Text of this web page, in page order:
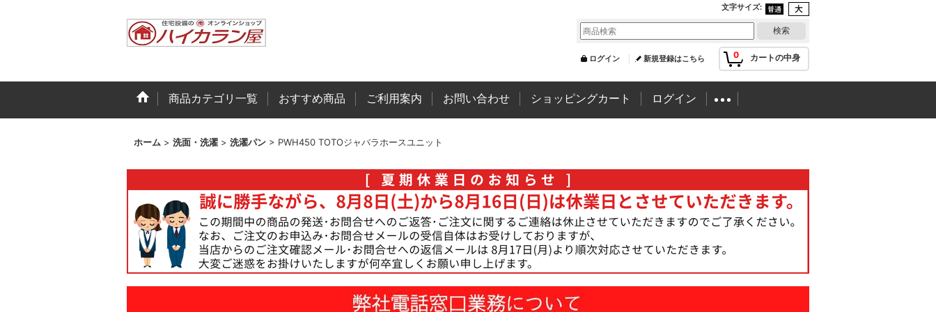
文字サイズ:
0 カートの中身
ログイン 新規登録はこちら
商品カテゴリ一覧 おすすめ商品 ご利用案内 お問い合わせ ショッピングカート ログイン
ホーム > 洗面・洗濯 > 洗濯パン > PWH450 TOTOジャバラホースユニット